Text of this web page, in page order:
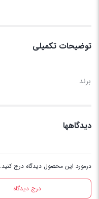
توضیحات تکمیلی
برند
دیدگاهها
درمورد این محصول دیدگاه درج کنید.
درج دیدگاه